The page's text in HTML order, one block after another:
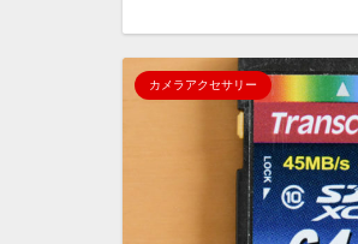
カメラアクセサリー